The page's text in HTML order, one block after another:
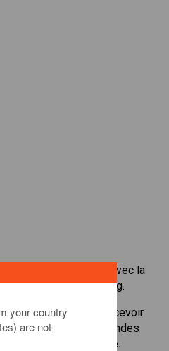
internationales avec la
CFD de Ainvesting.
CFD enMetLife
. Recevoir
et recevoir des dividendes
l'action elle-même.
your country
are not